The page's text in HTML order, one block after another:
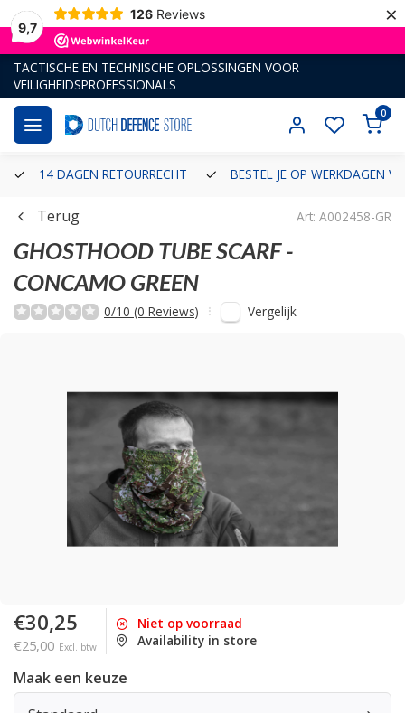
9,7
126 Reviews ×
TACTISCHE EN TECHNISCHE OPLOSSINGEN VOOR
VEILIGHEIDSPROFESSIONALS
0
14 DAGEN RETOURRECHT BESTEL JE OP WERKDAGEN
Terug Art: A002458-GR
GHOSTHOOD TUBE SCARF -
CONCAMO GREEN
0/10 (0 Reviews) Vergelijk
€30,25
€25,00 Excl. btw
Niet op voorraad
Availability in store
Maak een keuze